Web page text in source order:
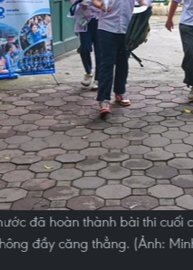
đã hoàn thành bài thi
đầy căng thẳng. (Ảnh: